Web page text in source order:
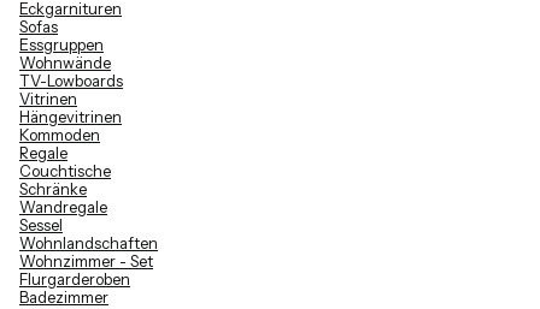
Eckgarnituren
Sofas
Essgruppen
Wohnwände
TV-Lowboards
Vitrinen
Hängevitrinen
Kommoden
Regale
Couchtische
Schränke
Wandregale
Sessel
Wohnlandschaften
Wohnzimmer - Set
Flurgarderoben
Badezimmer